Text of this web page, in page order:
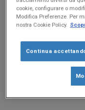
cookie, configurare o
Modifica Preferenze. Per
nostra Cookie Policy.
Continua